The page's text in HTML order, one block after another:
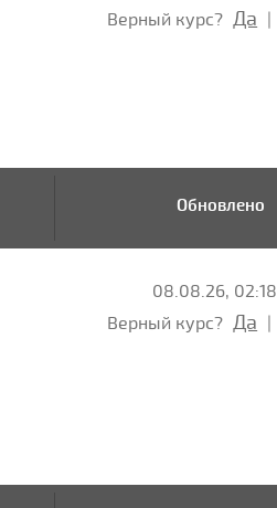
Верный курс? Да
Обновлено
08.08.26, 02:18
Верный курс? Да